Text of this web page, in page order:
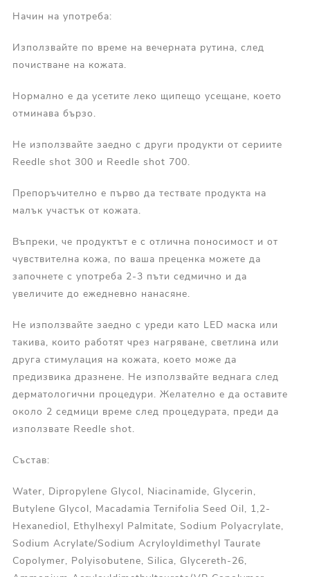
Начин на употреба:
Използвайте по време на вечерната рутина, след
почистване на кожата.
Нормално е да усетите леко щипещо усещане, което
отминава бързо.
Не използвайте заедно с други продукти от сериите
Reedle shot 300 и Reedle shot 700.
Препоръчително е първо да тествате продукта на
малък участък от кожата.
Въпреки, че продуктът е с отлична поносимост и от
чувствителна кожа, по ваша преценка можете да
започнете с употреба 2-3 пъти седмично и да
увеличите до ежедневно нанасяне.
Не използвайте заедно с уреди като LED маска или
такива, които работят чрез нагряване, светлина или
друга стимулация на кожата, което може да
предизвика дразнене. Не използвайте веднага след
дерматологични процедури. Желателно е да оставите
около 2 седмици време след процедурата, преди да
използвате Reedle shot.
Състав:
Water, Dipropylene Glycol, Niacinamide, Glycerin,
Butylene Glycol, Macadamia Ternifolia Seed Oil, 1,2-
Hexanediol, Ethylhexyl Palmitate, Sodium Polyacrylate,
Sodium Acrylate/Sodium Acryloyldimethyl Taurate
Copolymer, Polyisobutene, Silica, Glycereth-26,